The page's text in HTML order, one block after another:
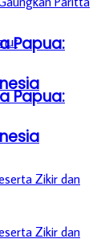
Papua:
Papua: